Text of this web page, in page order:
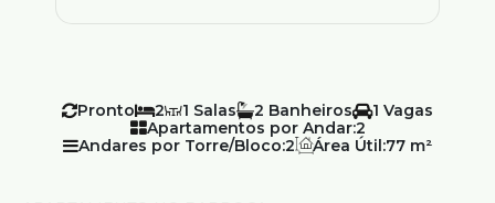
Pronto 2 1 2
1
Apartamentos por Andar:2
Andares por Torre/Bloco:2 Área Útil:77 m²